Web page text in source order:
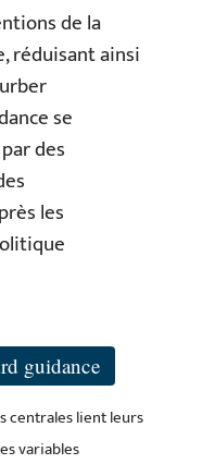
de la
réduisant ainsi
se
des
les
guidance
centrales lient leurs
variables